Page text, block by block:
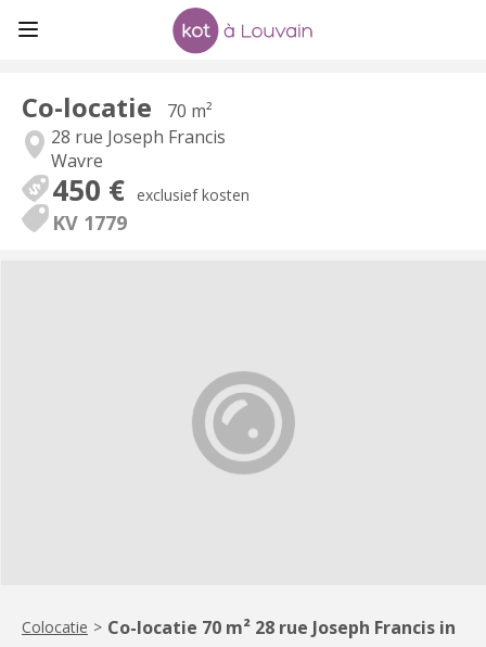
Co-locatie
70 m²
28 rue Joseph Francis
Wavre
450 € exclusief kosten
KV 1779
Colocatie > Co-locatie 70 m² 28 rue Joseph Francis in